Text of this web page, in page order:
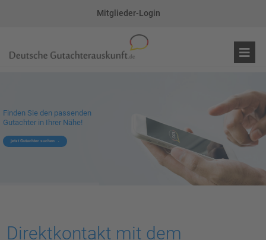
Mitglieder-Login
Finden Sie den passenden
Gutachter in Ihrer Nähe!
jetzt Gutachter suchen
Direktkontakt mit dem